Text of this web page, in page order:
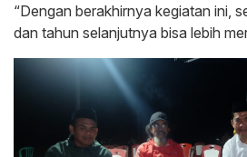
“Dengan berakhirnya kegiatan ini,
dan tahun selanjutnya bisa lebih